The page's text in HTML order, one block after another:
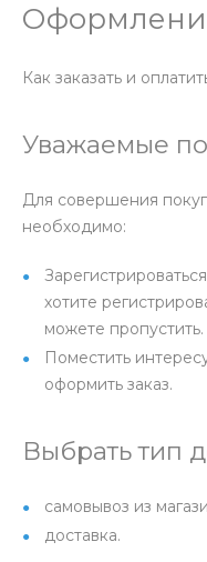
Как заказать и
Уважаемые
Для совершения
необходимо:
хотите
можете пропустить.
Поместить
оформить заказ.
Выбрать тип
самовывоз из
доставка.